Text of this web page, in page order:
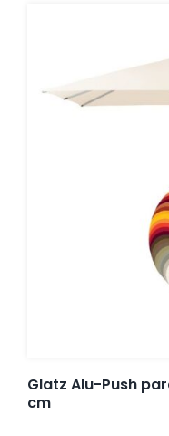
Glatz Alu-Push
cm